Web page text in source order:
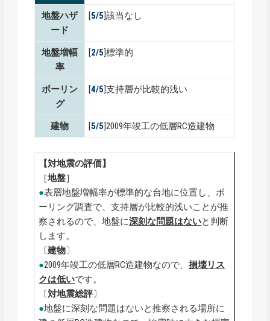
地盤ハザ
ード
[5/5]該当なし
地盤増幅
率
[2/5]標準的
ボーリン
グ
[4/5]支持層が比較的浅い
建物 [5/5]2009年竣工の低層RC造建物
【対地震の評価】
［地盤］
●表層地盤増幅率が標準的な台地に位置し、ボ
ーリング調査で、支持層が比較的浅いことが推
察されるので、地盤に深刻な問題はないと判断
します。
〔建物〕
●2009年竣工の低層RC造建物なので、損壊リス
クは低いです。
〔対地震総評〕
●地盤に深刻な問題はないと推察される場所に